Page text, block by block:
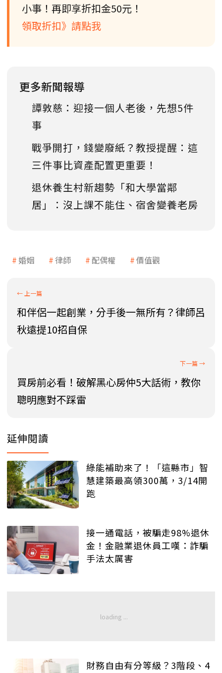
小事！再即享折扣金50元！
領取折扣》請點我
更多新聞報導
譚敦慈：迎接一個人老後，先想5件
事
戰爭開打，錢變廢紙？教授提醒：這
三件事比資產配置更重要！
退休養生村新趨勢「和大學當鄰
居」：沒上課不能住、宿舍變養老房
婚姻 律師 配偶權 價值觀
和伴侶一起創業，分手後一無所有？律師呂
秋遠提10招自保
買房前必看！破解黑心房仲5大話術，教你
聰明應對不踩雷
延伸閱讀
綠能補助來了！「這縣市」智
慧建築最高領300萬，3/14開
跑
接一通電話，被騙走98%退休
金！金融業退休員工嘆：詐騙
手法太厲害
財務自由有分等級？3階段、4